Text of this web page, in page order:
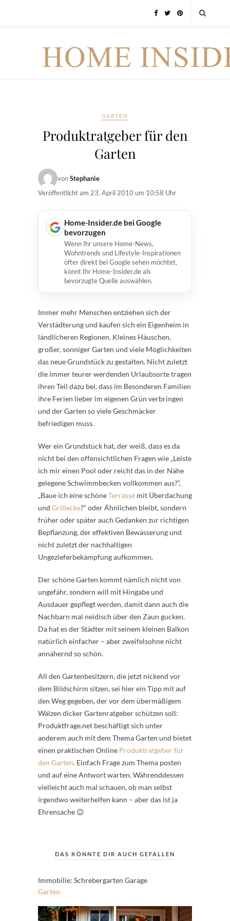
GARTEN
Produktratgeber für den
Garten
vonStephanie
Veröffentlicht am 23. April 2010 um 10:58 Uhr
Home-Insider.de bei Google
bevorzugen
Wenn Ihr unsere Home-News,
Wohntrends und Lifestyle-Inspirationen
öfter direkt bei Google sehen möchtet,
könnt Ihr Home-Insider.de als
bevorzugte Quelle auswählen.
Immer mehr Menschen entziehen sich der
Verstädterung und kaufen sich ein Eigenheim in
ländlicheren Regionen. Kleines Häuschen,
großer, sonniger Garten und viele Möglichkeiten
das neue Grundstück zu gestalten. Nicht zuletzt
die immer teurer werdenden Urlaubsorte tragen
ihren Teil dazu bei, dass im Besonderen Familien
ihre Ferien lieber im eigenen Grün verbringen
und der Garten so viele Geschmäcker
befriedigen muss.
Wer ein Grundstück hat, der weiß, dass es da
nicht bei den offensichtlichen Fragen wie „Leiste
ich mir einen Pool oder reicht das in der Nähe
gelegene Schwimmbecken vollkommen aus?“,
„Baue ich eine schöneTerrasse mit Überdachung
und Grillecke?“ oder Ähnlichen bleibt, sondern
früher oder später auch Gedanken zur richtigen
Bepflanzung, der effektiven Bewässerung und
nicht zuletzt der nachhaltigen
Ungezieferbekämpfung aufkommen.
Der schöne Garten kommt nämlich nicht von
ungefähr, sondern will mit Hingabe und
Ausdauer gepflegt werden, damit dann auch die
Nachbarn mal neidisch über den Zaun gucken.
Da hat es der Städter mit seinem kleinen Balkon
natürlich einfacher – aber zweifelsohne nicht
annähernd so schön.
All den Gartenbesitzern, die jetzt nickend vor
dem Bildschirm sitzen, sei hier ein Tipp mit auf
den Weg gegeben, der vor dem übermäßigem
Wälzen dicker Gartenratgeber schützen soll:
Produktfrage.net beschäftigt sich unter
anderem auch mit dem Thema Garten und bietet
einen praktischen Online Produktratgeber für
den Garten. Einfach Frage zum Thema posten
und auf eine Antwort warten. Währenddessen
vielleicht auch mal schauen, ob man selbst
irgendwo weiterhelfen kann – aber das ist ja
Ehrensache 😉
DAS KÖNNTE DIR AUCH GEFALLEN
Immobilie: Schrebergarten Garage
Garten